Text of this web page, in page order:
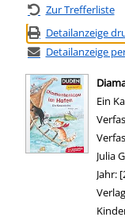
Zur Trefferliste
Detailanzeige
Detailanzeige
Ein
Julia
Jahr: